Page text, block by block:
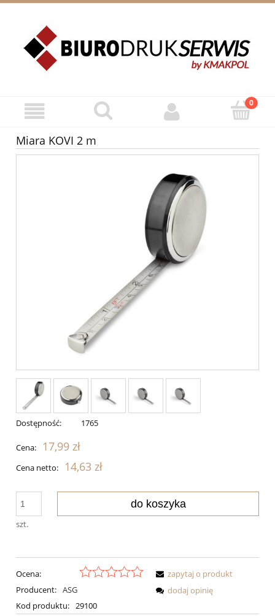
Miara KOVI 2 m
Dostępność: 1765
Cena: 17,99 zł
Cena netto: 14,63 zł
szt.
do koszyka
Ocena:
Producent: ASG
Kod produktu: 29100
zapytaj o produkt
dodaj opinię